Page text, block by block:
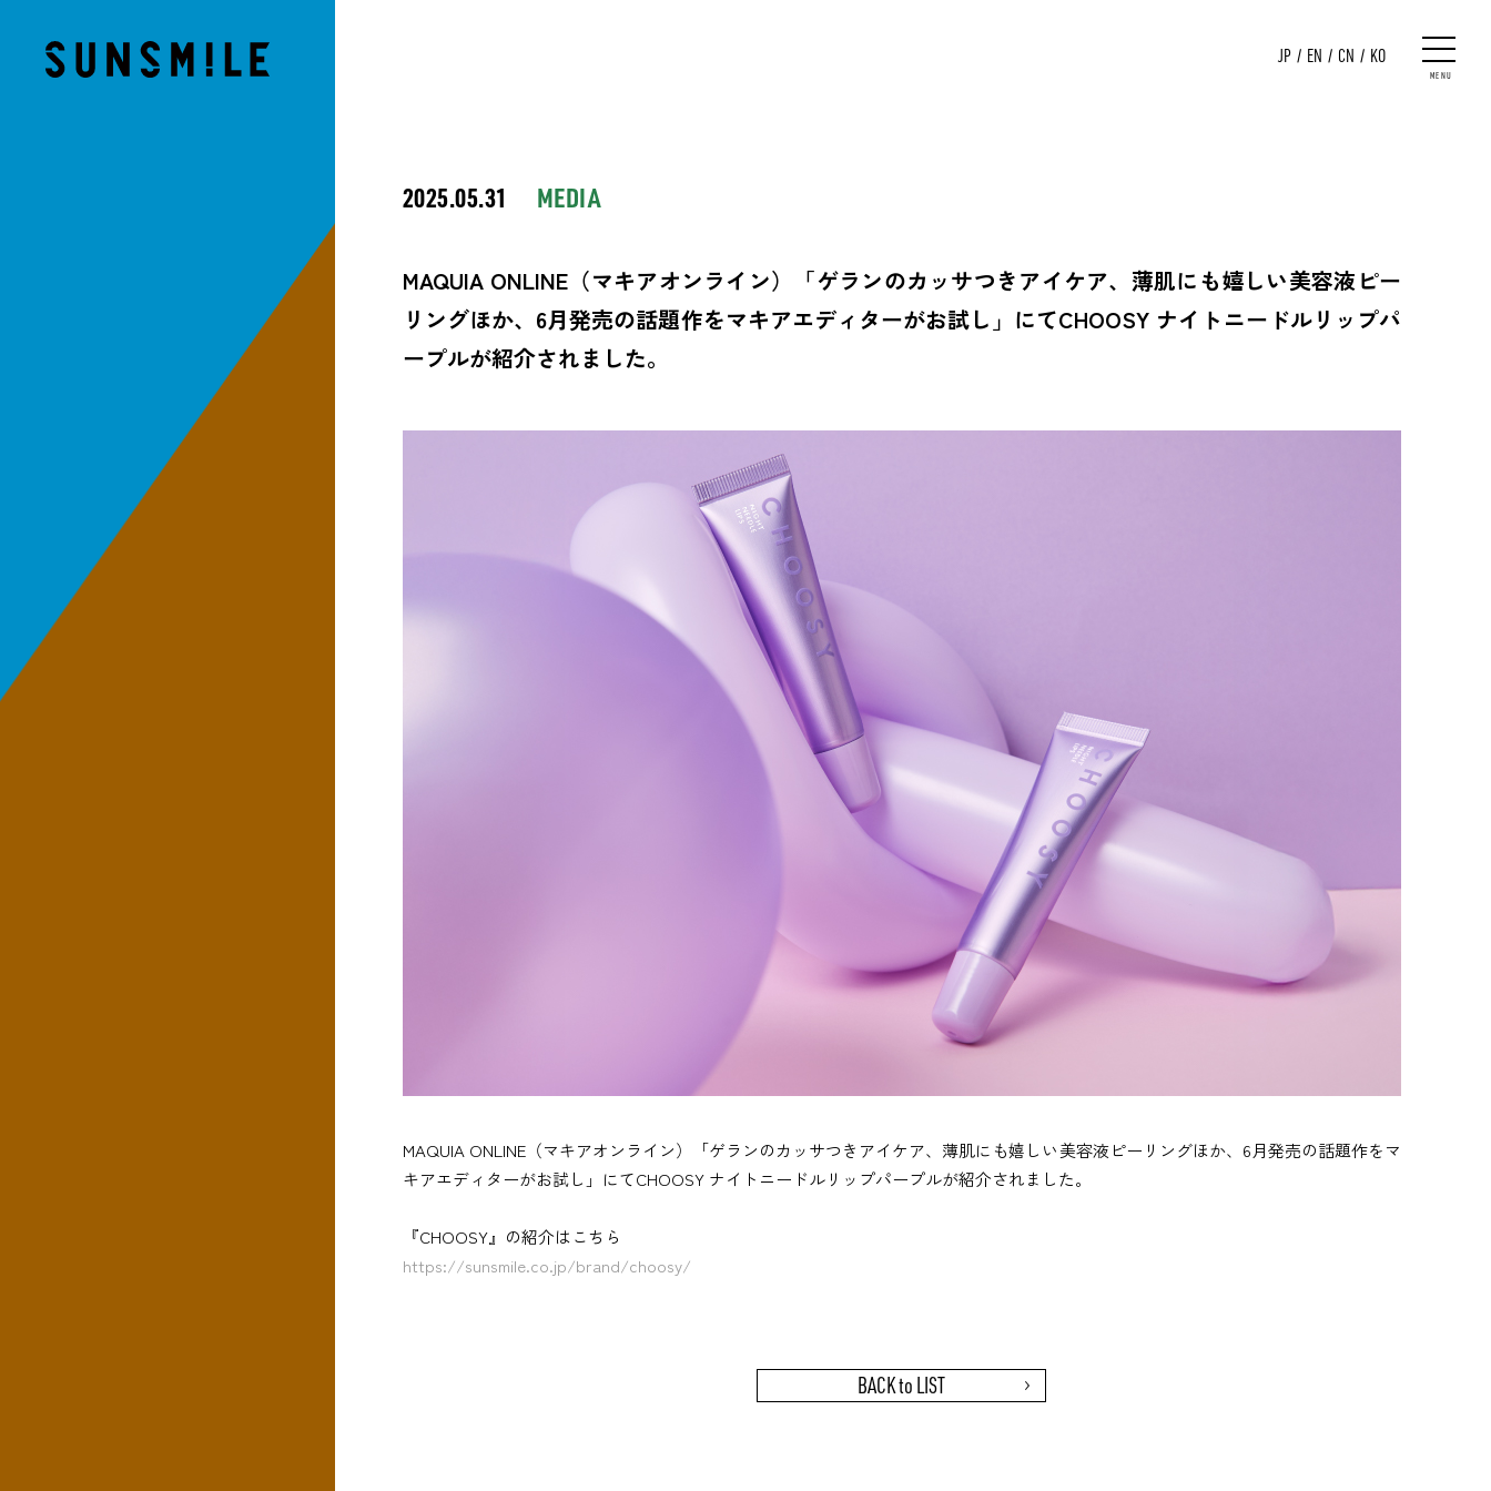
JP / EN / CN / KO
MENU
2025.05.31 MEDIA
MAQUIA ONLINE（マキアオンライン）「ゲランのカッサつきアイケア、薄肌にも嬉しい美容液ピー
リングほか、6月発売の話題作をマキアエディターがお試し」にてCHOOSY ナイトニードルリップパ
ープルが紹介されました。
MAQUIA ONLINE（マキアオンライン）「ゲランのカッサつきアイケア、薄肌にも嬉しい美容液ピーリングほか、6月発売の話題作をマ
キアエディターがお試し」にてCHOOSY ナイトニードルリップパープルが紹介されました。
『CHOOSY』の紹介はこちら
https://sunsmile.co.jp/brand/choosy/
BACK to LIST